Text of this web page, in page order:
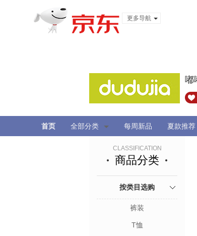
更多导航
嘟
首页 全部分类 每周新品 夏款推荐
CLASSIFICATION
商品分类
按类目选购
裤装
T恤